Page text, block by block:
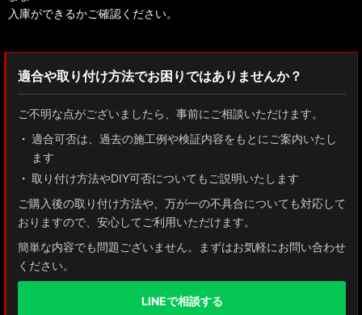
入庫ができるかご確認ください。
適合や取り付け方法でお困りではありませんか？
ご不明な点がございましたら、事前にご相談いただけます。
適合可否は、過去の施工例や検証内容をもとにご案内いたし
ます
取り付け方法やDIY可否についてもご説明いたします
ご購入後の取り付け方法や、万が一の不具合についても対応して
おりますので、安心してご利用いただけます。
簡単な内容でも問題ございません。まずはお気軽にお問い合わせ
ください。
LINEで相談する